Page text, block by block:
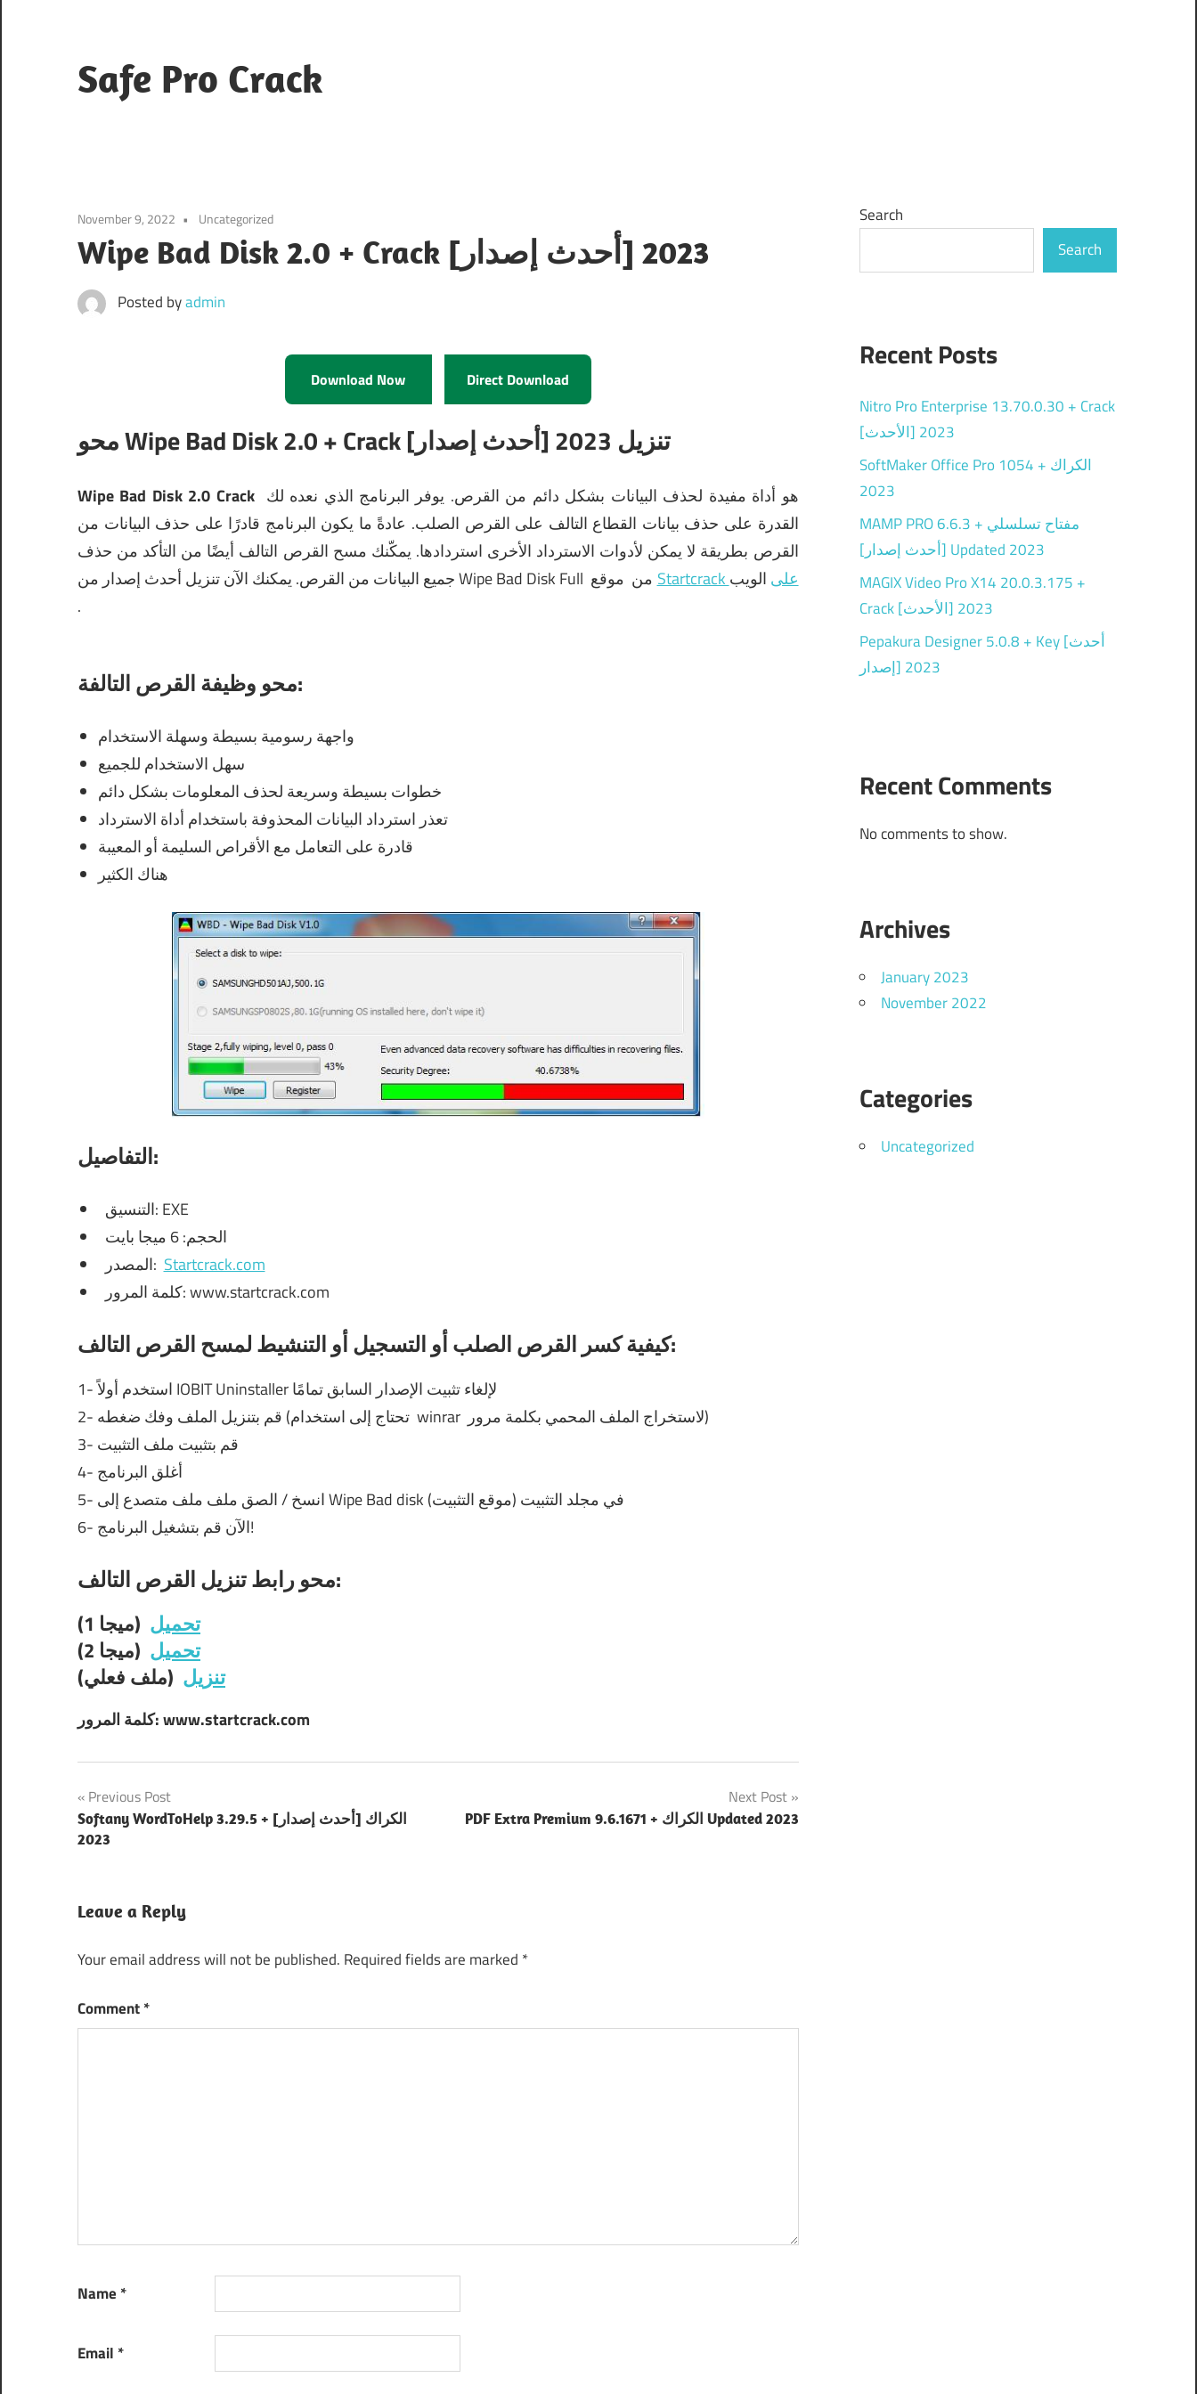
content
Safe Pro Crack
November 9, 2022 Uncategorized
Wipe Bad Disk 2.0 + Crack [أحدث إصدار] 2023
Posted byadmin
Download Now Direct Download
محو Wipe Bad Disk 2.0 + Crack [أحدث إصدار] تنزيل 2023
Wipe Bad Disk 2.0 Crack هو أداة مفيدة لحذف البيانات بشكل دائم من القرص. يوفر البرنامج الذي نعده لك
القدرة على حذف بيانات القطاع التالف على القرص الصلب. عادةً ما يكون البرنامج قادرًا على حذف البيانات من
القرص بطريقة لا يمكن لأدوات الاسترداد الأخرى استردادها. يمكّنك مسح القرص التالف أيضًا من التأكد من حذف
جميع البيانات من القرص. يمكنك الآن تنزيل أحدث إصدار من Wipe Bad Disk Full من Startcrack على الويب
.
محو وظيفة القرص التالفة:
واجهة رسومية بسيطة وسهلة الاستخدام
سهل الاستخدام للجميع
خطوات بسيطة وسريعة لحذف المعلومات بشكل دائم
تعذر استرداد البيانات المحذوفة باستخدام أداة الاسترداد
قادرة على التعامل مع الأقراص السليمة أو المعيبة
هناك الكثير
التفاصيل:
التنسيق: EXE
الحجم: 6 ميجا بايت
المصدر: Startcrack.com
كلمة المرور: www.startcrack.com
كيفية كسر القرص الصلب أو التسجيل أو التنشيط لمسح القرص التالف:
IOBIT Uninstaller
2- قم بتنزيل الملف وفك winrar
لاستخراج الملف المحمي بكلمة مرور)
3- قم بتثبيت ملف التثبيت
4- أغلق البرنامج
5- انسخ / الصق ملف ملف متصدع إلى Wipe Bad disk في مجلد التثبيت (موقع التثبيت)
6- الآن قم بتشغيل البرنامج!
محو رابط تنزيل القرص التالف:
تحميل (ميجا 1)
تحميل (ميجا 2)
تنزيل (ملف فعلي)
كلمة المرور: www.startcrack.com
Post
navigation
Previous Post
Softany WordToHelp 3.29.5 + الكراك [أحدث إصدار]
2023
Next Post
PDF Extra Premium 9.6.1671 + الكراك Updated 2023
Leave a Reply
Your email address will not be published. Required fields are marked *
Comment*
Name *
Email *
Search
Search
Recent Posts
Nitro Pro Enterprise 13.70.0.30 + Crack
[الأحدث] 2023
SoftMaker Office Pro 1054 + الكراك
2023
MAMP PRO 6.6.3 + مفتاح تسلسلي
[أحدث إصدار] Updated 2023
MAGIX Video Pro X14 20.0.3.175 +
Crack [الأحدث] 2023
Pepakura Designer 5.0.8 + Key [أحدث
إصدار] 2023
Recent Comments
No comments to show.
Archives
January 2023
November 2022
Categories
Uncategorized